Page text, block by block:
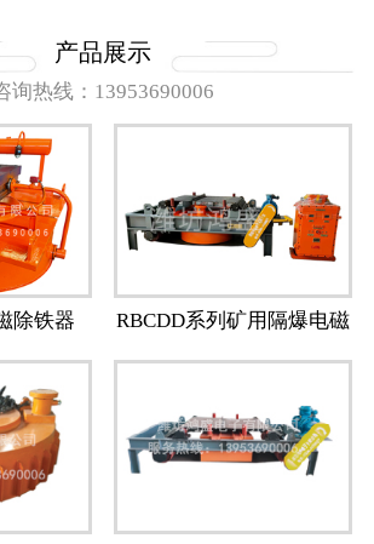
产品展示
询热线：13953690006
除铁器
RBCDD系列矿用隔爆电磁
除铁器